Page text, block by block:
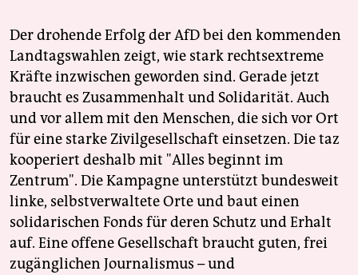
Der drohende Erfolg der AfD bei den kommenden
Landtagswahlen zeigt, wie stark rechtsextreme
Kräfte inzwischen geworden sind. Gerade jetzt
braucht es Zusammenhalt und Solidarität. Auch
und vor allem mit den Menschen, die sich vor Ort
für eine starke Zivilgesellschaft einsetzen. Die taz
kooperiert deshalb mit "Alles beginnt im
Zentrum". Die Kampagne unterstützt bundesweit
linke, selbstverwaltete Orte und baut einen
solidarischen Fonds für deren Schutz und Erhalt
auf. Eine offene Gesellschaft braucht guten, frei
zugänglichen Journalismus – und